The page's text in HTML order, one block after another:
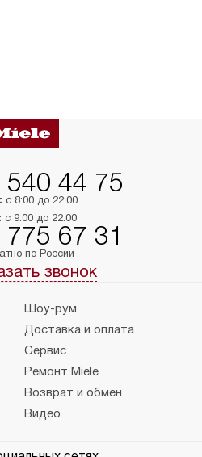
44 75
с 8:00 до 22:00
с 9:00 до 22:00
67 31
по России
звонок
Шоу-рум
Доставка и оплата
Сервис
Ремонт Miele
Возврат и обмен
Видео